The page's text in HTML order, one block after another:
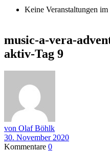
Keine Veranstaltungen
music-a-vera-
aktiv-Tag 9
von Olaf Böhlk
30. November 2020
Kommentare 0